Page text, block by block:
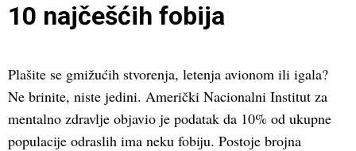
10 najčešćih fobija
Plašite se gmižućih stvorenja, letenja avionom ili igala?
Ne brinite, niste jedini. Američki Nacionalni Institut za
mentalno zdravlje objavio je podatak da 10% od ukupne
populacije odraslih ima neku fobiju. Postoje brojna